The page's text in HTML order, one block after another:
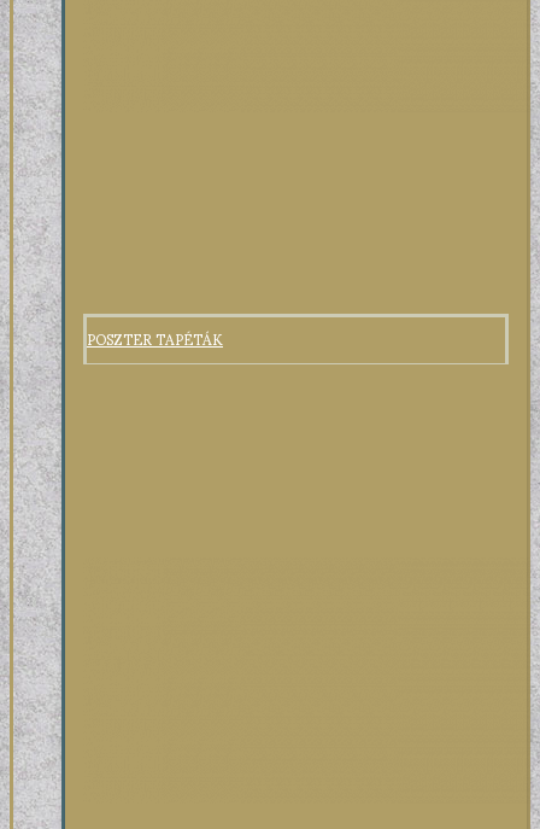
POSZTER TAPÉTÁK